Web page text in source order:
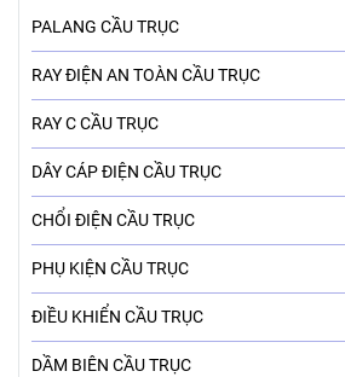
PALANG CẦU TRỤC
RAY ĐIỆN AN TOÀN CẦU TRỤC
RAY C CẦU TRỤC
DÂY CÁP ĐIỆN CẦU TRỤC
CHỔI ĐIỆN CẦU TRỤC
PHỤ KIỆN CẦU TRỤC
ĐIỀU KHIỂN CẦU TRỤC
DẦM BIÊN CẦU TRỤC